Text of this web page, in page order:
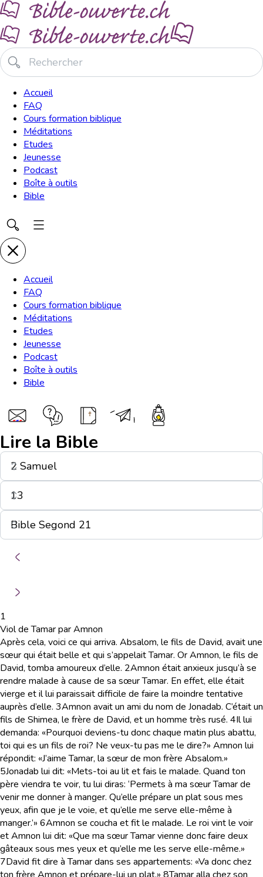
Accueil
FAQ
Cours formation biblique
Méditations
Etudes
Jeunesse
Podcast
Boîte à outils
Bible
Accueil
FAQ
Cours formation biblique
Méditations
Etudes
Jeunesse
Podcast
Boîte à outils
Bible
Lire la Bible
1
Viol de Tamar par Amnon
Après cela, voici ce qui arriva. Absalom, le fils de David, avait une
sœur qui était belle et qui s’appelait Tamar. Or Amnon, le fils de
David, tomba amoureux d’elle. 2Amnon était anxieux jusqu’à se
rendre malade à cause de sa sœur Tamar. En effet, elle était
vierge et il lui paraissait difficile de faire la moindre tentative
auprès d’elle. 3Amnon avait un ami du nom de Jonadab. C’était un
fils de Shimea, le frère de David, et un homme très rusé. 4Il lui
demanda: «Pourquoi deviens-tu donc chaque matin plus abattu,
toi qui es un fils de roi? Ne veux-tu pas me le dire?» Amnon lui
répondit: «J’aime Tamar, la sœur de mon frère Absalom.»
5Jonadab lui dit: «Mets-toi au lit et fais le malade. Quand ton
père viendra te voir, tu lui diras: ‘Permets à ma sœur Tamar de
venir me donner à manger. Qu’elle prépare un plat sous mes
yeux, afin que je le voie, et qu’elle me serve elle-même à
manger.’» 6Amnon se coucha et fit le malade. Le roi vint le voir
et Amnon lui dit: «Que ma sœur Tamar vienne donc faire deux
gâteaux sous mes yeux et qu’elle me les serve elle-même.»
7David fit dire à Tamar dans ses appartements: «Va donc chez